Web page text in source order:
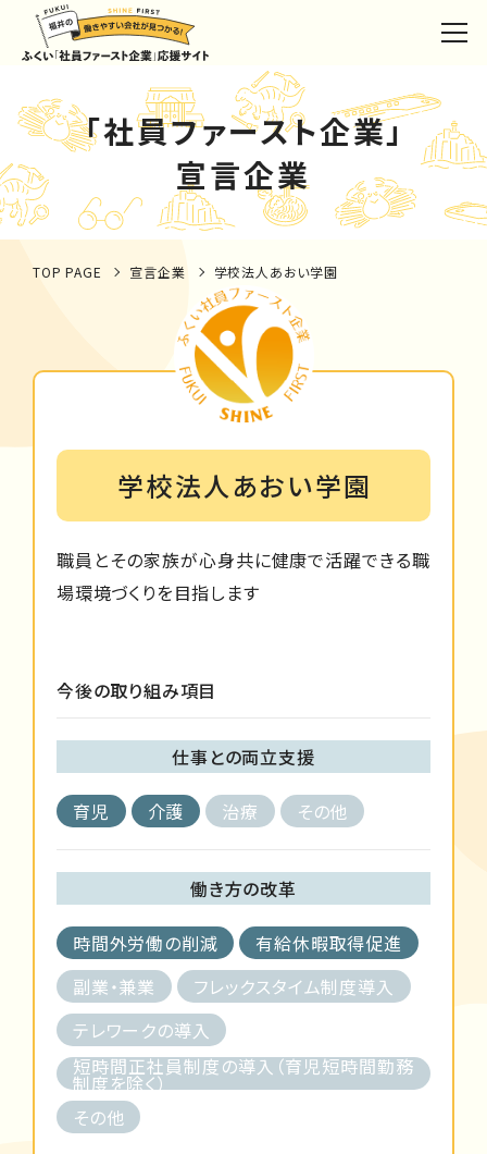
「社員ファースト企業」
宣言企業
TOP PAGE 宣言企業 学校法人あおい学園
学校法人あおい学園
職員とその家族が心身共に健康で活躍できる職
場環境づくりを目指します
今後の取り組み項目
仕事との両立支援
育児 介護 治療 その他
働き方の改革
時間外労働の削減
有給休暇取得促進
副業・兼業
フレックスタイム制度導入
テレワークの導入
短時間正社員制度の導入（育児短時間勤務
制度を除く）
その他